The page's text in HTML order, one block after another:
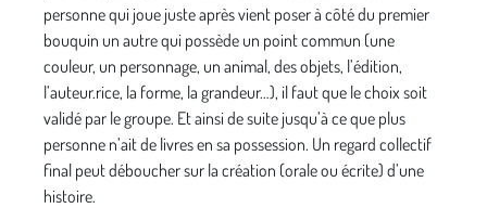
personne qui joue juste après vient poser à côté du premier
bouquin un autre qui possède un point commun (une
couleur, un personnage, un animal, des objets, l’édition,
l’auteur.rice, la forme, la grandeur…), il faut que le choix soit
validé par le groupe. Et ainsi de suite jusqu’à ce que plus
personne n’ait de livres en sa possession. Un regard collectif
final peut déboucher sur la création (orale ou écrite) d’une
histoire.